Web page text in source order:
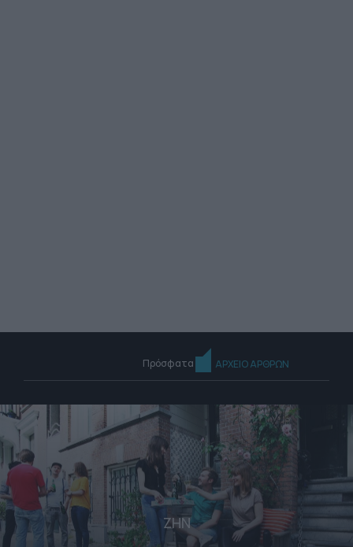
Πρόσφατα ΑΡΧΕΙΟ ΑΡΘΡΩΝ
ΖΗΝ